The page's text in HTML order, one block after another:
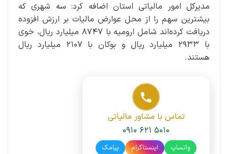
مدیرکل امور مالیاتی استان اضافه کرد: سه شهری که
بیشترین سهم را از محل عوارض مالیات بر ارزش افزوده
دریافت کرده‌اند شامل ارومیه با ۸۷۴۷ میلیارد ریال، خوی
با ۲۹۳۳ میلیارد ریال و بوکان با ۲۱۰۷ میلیارد ریال
هستند.
تماس با مشاور مالیاتی
۰۹۱۰ ۶۲۱ ۵۰۱۰
واتساپ اینستاگرام پیامک